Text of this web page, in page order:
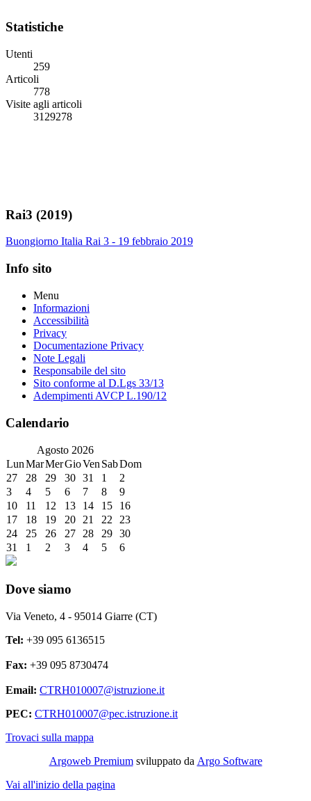
Statistiche
Utenti
259
Articoli
778
Visite agli articoli
3129278
Rai3 (2019)
Buongiorno Italia Rai 3 - 19 febbraio 2019
Info sito
Menu
Informazioni
Accessibilità
Privacy
Documentazione Privacy
Note Legali
Responsabile del sito
Sito conforme al D.Lgs 33/13
Adempimenti AVCP L.190/12
Calendario
Agosto 2026
LunMarMerGioVen SabDom
27
28 29 30 31 1
2
3
4 5 6 7 8
9
10
11 12 13 14 15
16
17
18 19 20 21 22
23
24
25 26 27 28 29 30
31
1 2 3 4 5 6
Dove siamo
Via Veneto, 4 - 95014 Giarre (CT)
Tel: +39 095 6136515
Fax: +39 095 8730474
Email: CTRH010007@istruzione.it
PEC: CTRH010007@pec.istruzione.it
Trovaci sulla mappa
Argoweb Premiumsviluppato da Argo Software
Vai all'inizio della pagina